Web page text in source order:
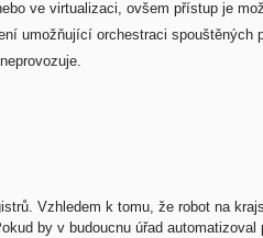
ve virtualizaci, ovšem přístup je
umožňující orchestraci spouštěných
Vzhledem k tomu, že robot na
by v budoucnu úřad